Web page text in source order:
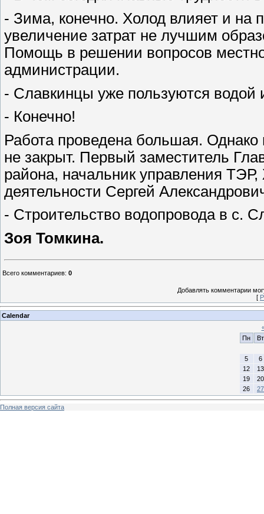
- Зима, конечно. Холод влияет и на
увеличение затрат не лучшим
Помощь в решении вопросов
администрации.
- Славкинцы уже пользуются водой
- Конечно!
Работа проведена большая.
не закрыт. Первый заместитель
района, начальник управления
деятельности Сергей
- Строительство водопровода в с.
Зоя Томкина.
Всего комментариев: 0
Добавлять комментарии
[
Calendar
Пн
Вт
5
6
12
13
19
20
26
27
Полная версия сайта